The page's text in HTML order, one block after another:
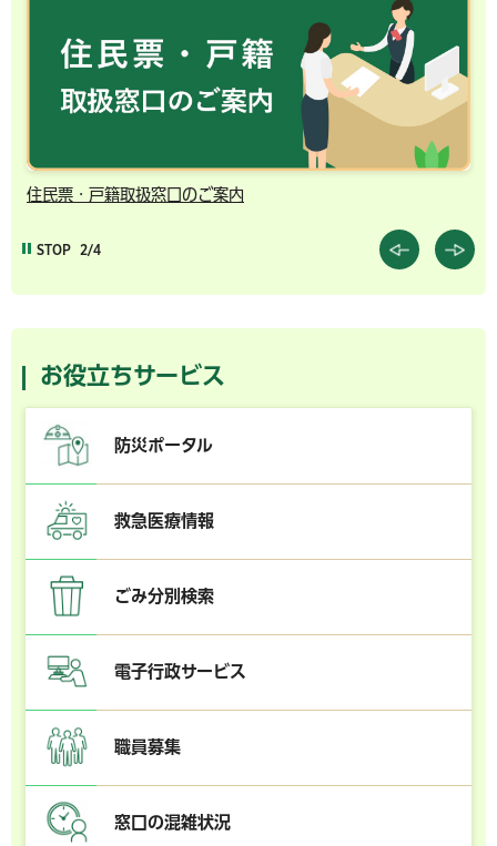
住民票・戸籍取扱窓口のご案内
STOP 2/4
お役立ちサービス
防災ポータル
救急医療情報
ごみ分別検索
電子行政サービス
職員募集
窓口の混雑状況